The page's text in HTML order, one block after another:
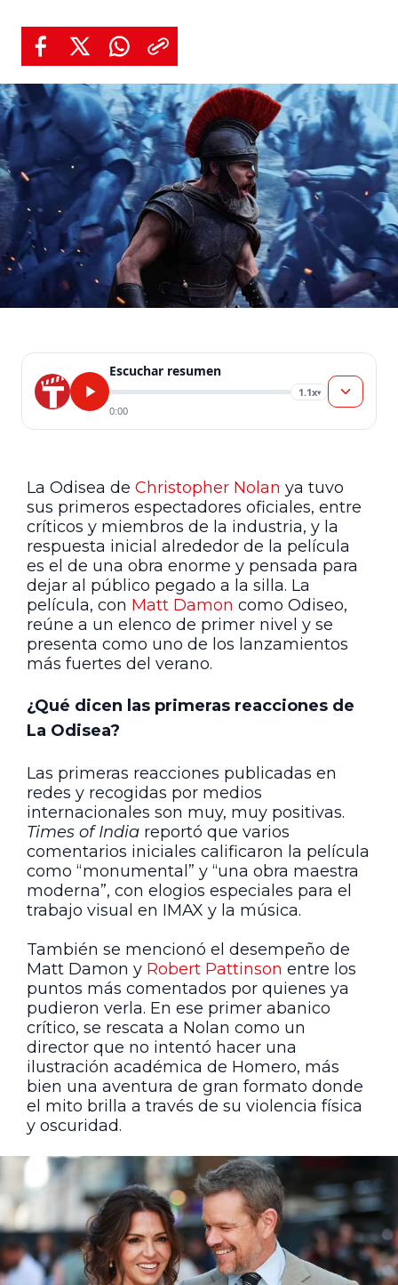
Escuchar resumen
1.1x▾
0:00
La Odisea de Christopher Nolan ya tuvo
sus primeros espectadores oficiales, entre
críticos y miembros de la industria, y la
respuesta inicial alrededor de la película
es el de una obra enorme y pensada para
dejar al público pegado a la silla. La
película, con Matt Damon como Odiseo,
reúne a un elenco de primer nivel y se
presenta como uno de los lanzamientos
más fuertes del verano.
¿Qué dicen las primeras reacciones de
La Odisea?
Las primeras reacciones publicadas en
redes y recogidas por medios
internacionales son muy, muy positivas.
Times of India reportó que varios
comentarios iniciales calificaron la película
como “monumental” y “una obra maestra
moderna”, con elogios especiales para el
trabajo visual en IMAX y la música.
También se mencionó el desempeño de
Matt Damon y Robert Pattinson entre los
puntos más comentados por quienes ya
pudieron verla. En ese primer abanico
crítico, se rescata a Nolan como un
director que no intentó hacer una
ilustración académica de Homero, más
bien una aventura de gran formato donde
el mito brilla a través de su violencia física
y oscuridad.